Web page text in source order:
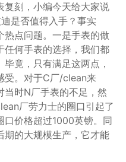
复刻，小编今天给大家说
是否值得入手？事实
热点问题。一是手表的做
任何手表的选择，我们都
竟，只有满足这两点，
受。对于C厂/clean来
当时N厂手表的不足，然
厂劳力士的圈口引起了
口价格超过1000英镑。同
期的大规模生产，它才能